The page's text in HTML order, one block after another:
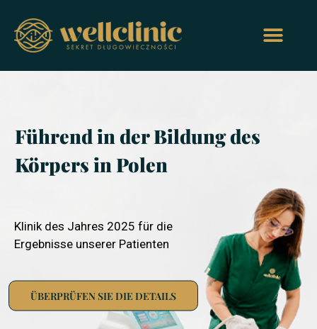
Führend in der Bildung des
Körpers in Polen
ÜBERPRÜFEN SIE DIE DETAILS
Klinik des Jahres 2025 für die
Ergebnisse unserer Patienten